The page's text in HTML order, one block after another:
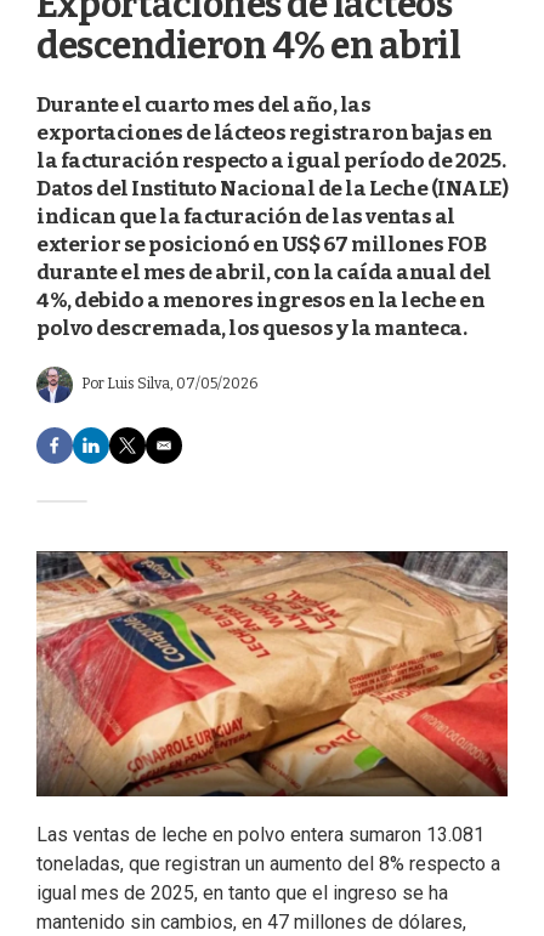
descendieron 4% en abril
Durante el cuarto mes del año, las
exportaciones de lácteos registraron bajas en
la facturación respecto a igual período de 2025.
Datos del Instituto Nacional de la Leche (INALE)
indican que la facturación de las ventas al
exterior se posicionó en US$ 67 millones FOB
durante el mes de abril, con la caída anual del
4%, debido a menores ingresos en la leche en
polvo descremada, los quesos y la manteca.
Por Luis Silva, 07/05/2026
F
a
e
o
o
k
L
i
d
I
n
T
w
e
r
E
m
Las ventas de leche en polvo entera sumaron 13.081
toneladas, que registran un aumento del 8% respecto a
igual mes de 2025, en tanto que el ingreso se ha
mantenido sin cambios, en 47 millones de dólares,